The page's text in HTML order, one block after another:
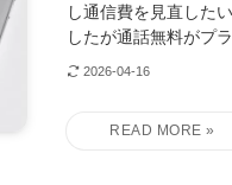
し通信費を見直した
したが通話無料がプラ
2026-04-16